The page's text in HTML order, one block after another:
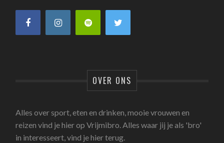
OVER ONS
Alles over sport, eten en drinken, mooie vrouwen en
reizen vind je hier op Vrijmibro. Alles waar jij je als 'bro'
in interesseert, vind je hier terug.